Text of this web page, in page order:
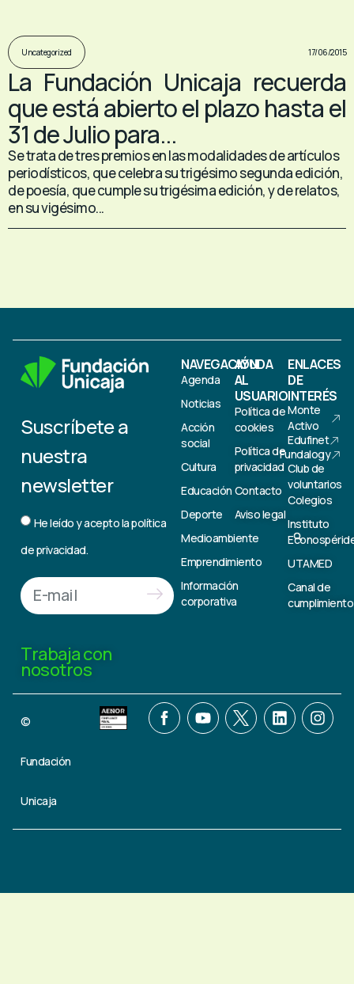
Uncategorized 17/06/2015
La Fundación Unicaja recuerda
que está abierto el plazo hasta el
31 de Julio para...
Se trata de tres premios en las modalidades de artículos
periodísticos, que celebra su trigésimo segunda edición,
de poesía, que cumple su trigésima edición, y de relatos,
en su vigésimo...
Suscríbete a
nuestra
newsletter
He leído y acepto lapolítica
de privacidad.
Trabaja con
nosotros
NAVEGACIÓN
Agenda
Noticias
Acción
social
Cultura
Educación
Deporte
Medioambiente
Emprendimiento
Información
corporativa
AYUDA
AL
USUARIO
Política de
cookies
Política de
privacidad
Contacto
Aviso legal
ENLACES
DE
INTERÉS
Monte
Activo
Edufinet
Fundalogy
Club de
voluntarios
Colegios
Instituto
UTAMED
Canal de
cumplimiento
©
Fundación
Unicaja